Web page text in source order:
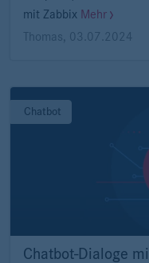
mit Zabbix Mehr
Thomas
03.07.2024
Chatbot
Chatbot-Dialoge